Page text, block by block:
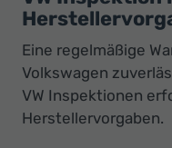
Eine regelmäßige
Volkswagen
VW Inspektionen
Herstellervorgaben.